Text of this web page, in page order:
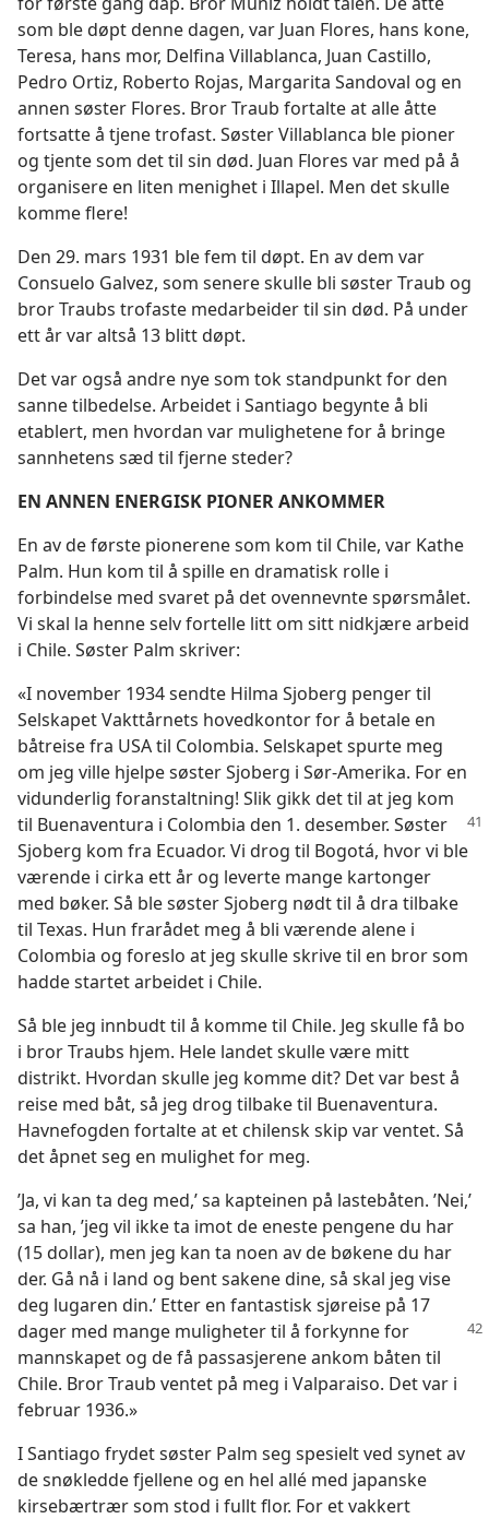
som ble døpt denne dagen, var Juan Flores, hans kone,
Teresa, hans mor, Delfina Villablanca, Juan Castillo,
Pedro Ortiz, Roberto Rojas, Margarita Sandoval og en
annen søster Flores. Bror Traub fortalte at alle åtte
fortsatte å tjene trofast. Søster Villablanca ble pioner
og tjente som det til sin død. Juan Flores var med på å
organisere en liten menighet i Illapel. Men det skulle
komme flere!
Den 29. mars 1931 ble fem til døpt. En av dem var
Consuelo Galvez, som senere skulle bli søster Traub og
bror Traubs trofaste medarbeider til sin død. På under
ett år var altså 13 blitt døpt.
Det var også andre nye som tok standpunkt for den
sanne tilbedelse. Arbeidet i Santiago begynte å bli
etablert, men hvordan var mulighetene for å bringe
sannhetens sæd til fjerne steder?
EN ANNEN ENERGISK PIONER ANKOMMER
En av de første pionerene som kom til Chile, var Kathe
Palm. Hun kom til å spille en dramatisk rolle i
forbindelse med svaret på det ovennevnte spørsmålet.
Vi skal la henne selv fortelle litt om sitt nidkjære arbeid
i Chile. Søster Palm skriver:
«I november 1934 sendte Hilma Sjoberg penger til
Selskapet Vakttårnets hovedkontor for å betale en
båtreise fra USA til Colombia. Selskapet spurte meg
om jeg ville hjelpe søster Sjoberg i Sør-Amerika. For en
vidunderlig foranstaltning! Slik gikk det til at jeg kom
til Buenaventura i Colombia den 1. desember. Søster
Sjoberg kom fra Ecuador. Vi drog til Bogotá, hvor vi ble
værende i cirka ett år og leverte mange kartonger
med bøker. Så ble søster Sjoberg nødt til å dra tilbake
til Texas. Hun frarådet meg å bli værende alene i
Colombia og foreslo at jeg skulle skrive til en bror som
hadde startet arbeidet i Chile.
Så ble jeg innbudt til å komme til Chile. Jeg skulle få bo
i bror Traubs hjem. Hele landet skulle være mitt
distrikt. Hvordan skulle jeg komme dit? Det var best å
reise med båt, så jeg drog tilbake til Buenaventura.
Havnefogden fortalte at et chilensk skip var ventet. Så
det åpnet seg en mulighet for meg.
’Ja, vi kan ta deg med,’ sa kapteinen på lastebåten. ’Nei,’
sa han, ’jeg vil ikke ta imot de eneste pengene du har
(15 dollar), men jeg kan ta noen av de bøkene du har
der. Gå nå i land og bent sakene dine, så skal jeg vise
deg lugaren din.’ Etter en fantastisk sjøreise på 17
dager med mange mulighetertil å forkynne for
mannskapet og de få passasjerene ankom båten til
Chile. Bror Traub ventet på meg i Valparaiso. Det var i
februar 1936.»
I Santiago frydet søster Palm seg spesielt ved synet av
de snøkledde fjellene og en hel allé med japanske
kirsebærtrær som stod i fullt flor. For et vakkert